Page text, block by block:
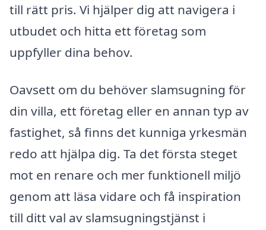
till rätt pris. Vi hjälper dig att navigera i
utbudet och hitta ett företag som
uppfyller dina behov.
Oavsett om du behöver slamsugning för
din villa, ett företag eller en annan typ av
fastighet, så finns det kunniga yrkesmän
redo att hjälpa dig. Ta det första steget
mot en renare och mer funktionell miljö
genom att läsa vidare och få inspiration
till ditt val av slamsugningstjänst i